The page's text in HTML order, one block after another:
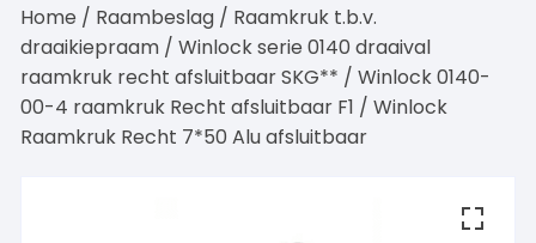
Home / Raambeslag / Raamkruk t.b.v.
draaikiepraam /Winlock serie 0140 draaival
raamkruk recht afsluitbaar SKG** /Winlock 0140-
00-4 raamkruk Recht afsluitbaar F1 / Winlock
Raamkruk Recht 7*50 Alu afsluitbaar